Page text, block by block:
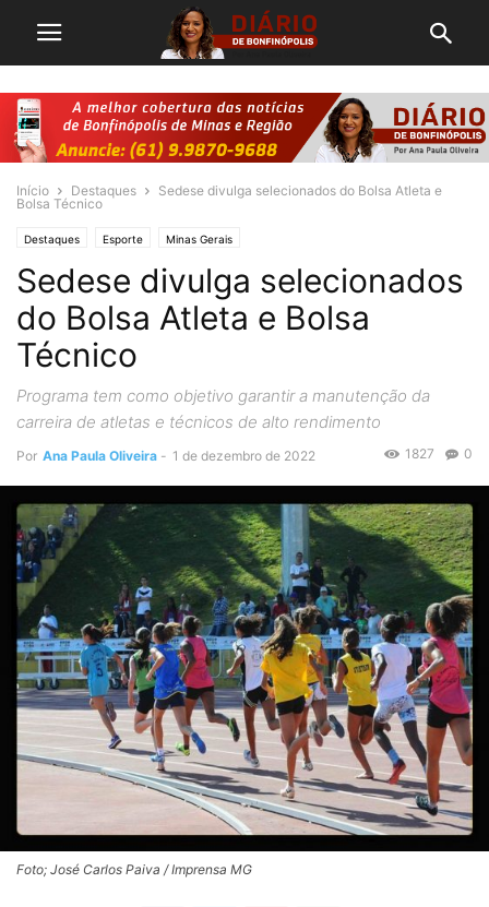
Início Destaques
Sedese divulga selecionados do Bolsa Atleta e
Bolsa Técnico
Destaques Esporte Minas Gerais
Sedese divulga selecionados
do Bolsa Atleta e Bolsa
Técnico
Programa tem como objetivo garantir a manutenção da
carreira de atletas e técnicos de alto rendimento
Por Ana Paula Oliveira - 1 de dezembro de 2022 0
1827
Foto; José Carlos Paiva / Imprensa MG